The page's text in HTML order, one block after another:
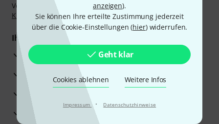
anzeigen).
Sie können Ihre erteilte Zustimmung jederzeit
über die Cookie-Einstellungen (hier) widerrufen.
Geht klar
Cookies ablehnen Weitere Infos
Impressum · Datenschutzhinweise
Vorkasse, PayPal, Amazon Pay,Klarna Sofort bezahlen
Klarna Ratenzahlungoder Kreditkarte.
Ihre Vorteile
3 Jahre Thomann Garantie
30 Tage Money-Back-Garantie
Beratung durch Fachexperten